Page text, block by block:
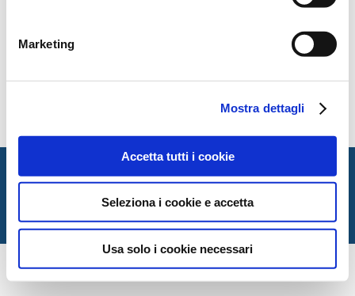
Marketing
Mostra dettagli
Accetta tutti i cookie
Seleziona i cookie e accetta
Usa solo i cookie necessari
contents
Dipartimento di Giurisprudenza — Università degli Studi
di Urbino Carlo Bo
Via Matteotti, 1 — Urbino PU